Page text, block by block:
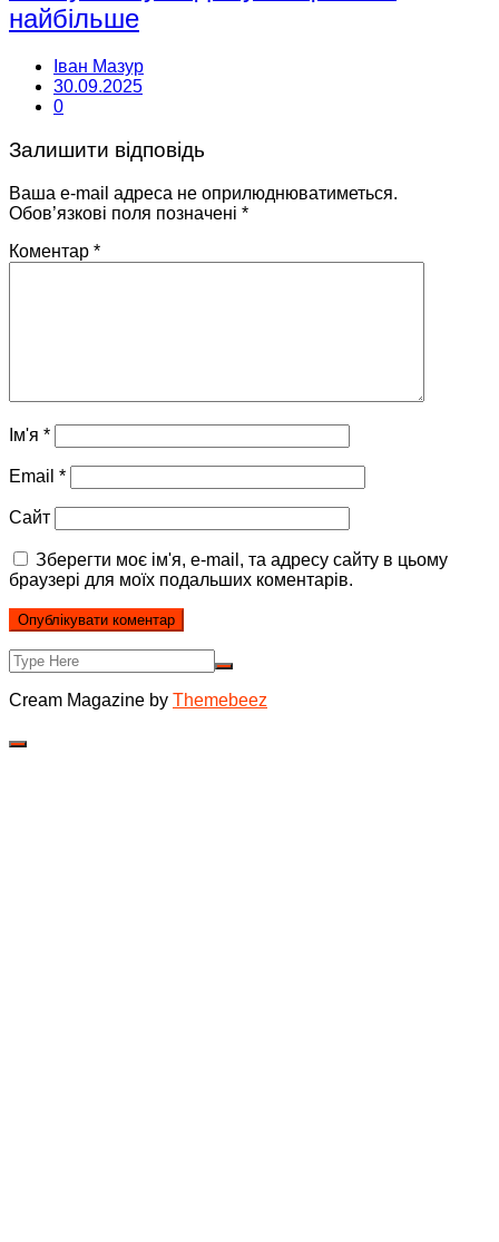
найбільше
Іван Мазур
30.09.2025
0
Залишити відповідь
Ваша e-mail адреса не оприлюднюватиметься.
Обов’язкові поля позначені *
Коментар *
Ім'я *
Email *
Сайт
Зберегти моє ім'я, e-mail, та адресу сайту в цьому
браузері для моїх подальших коментарів.
Cream Magazine by Themebeez